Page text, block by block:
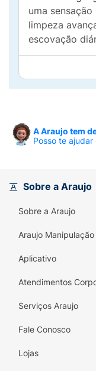
uma
limpeza
escovação
A Araujo tem
Posso te
Sobre a Araujo
Sobre a Araujo
Araujo Manipulação
Aplicativo
Atendimentos
Serviços Araujo
Fale Conosco
Lojas